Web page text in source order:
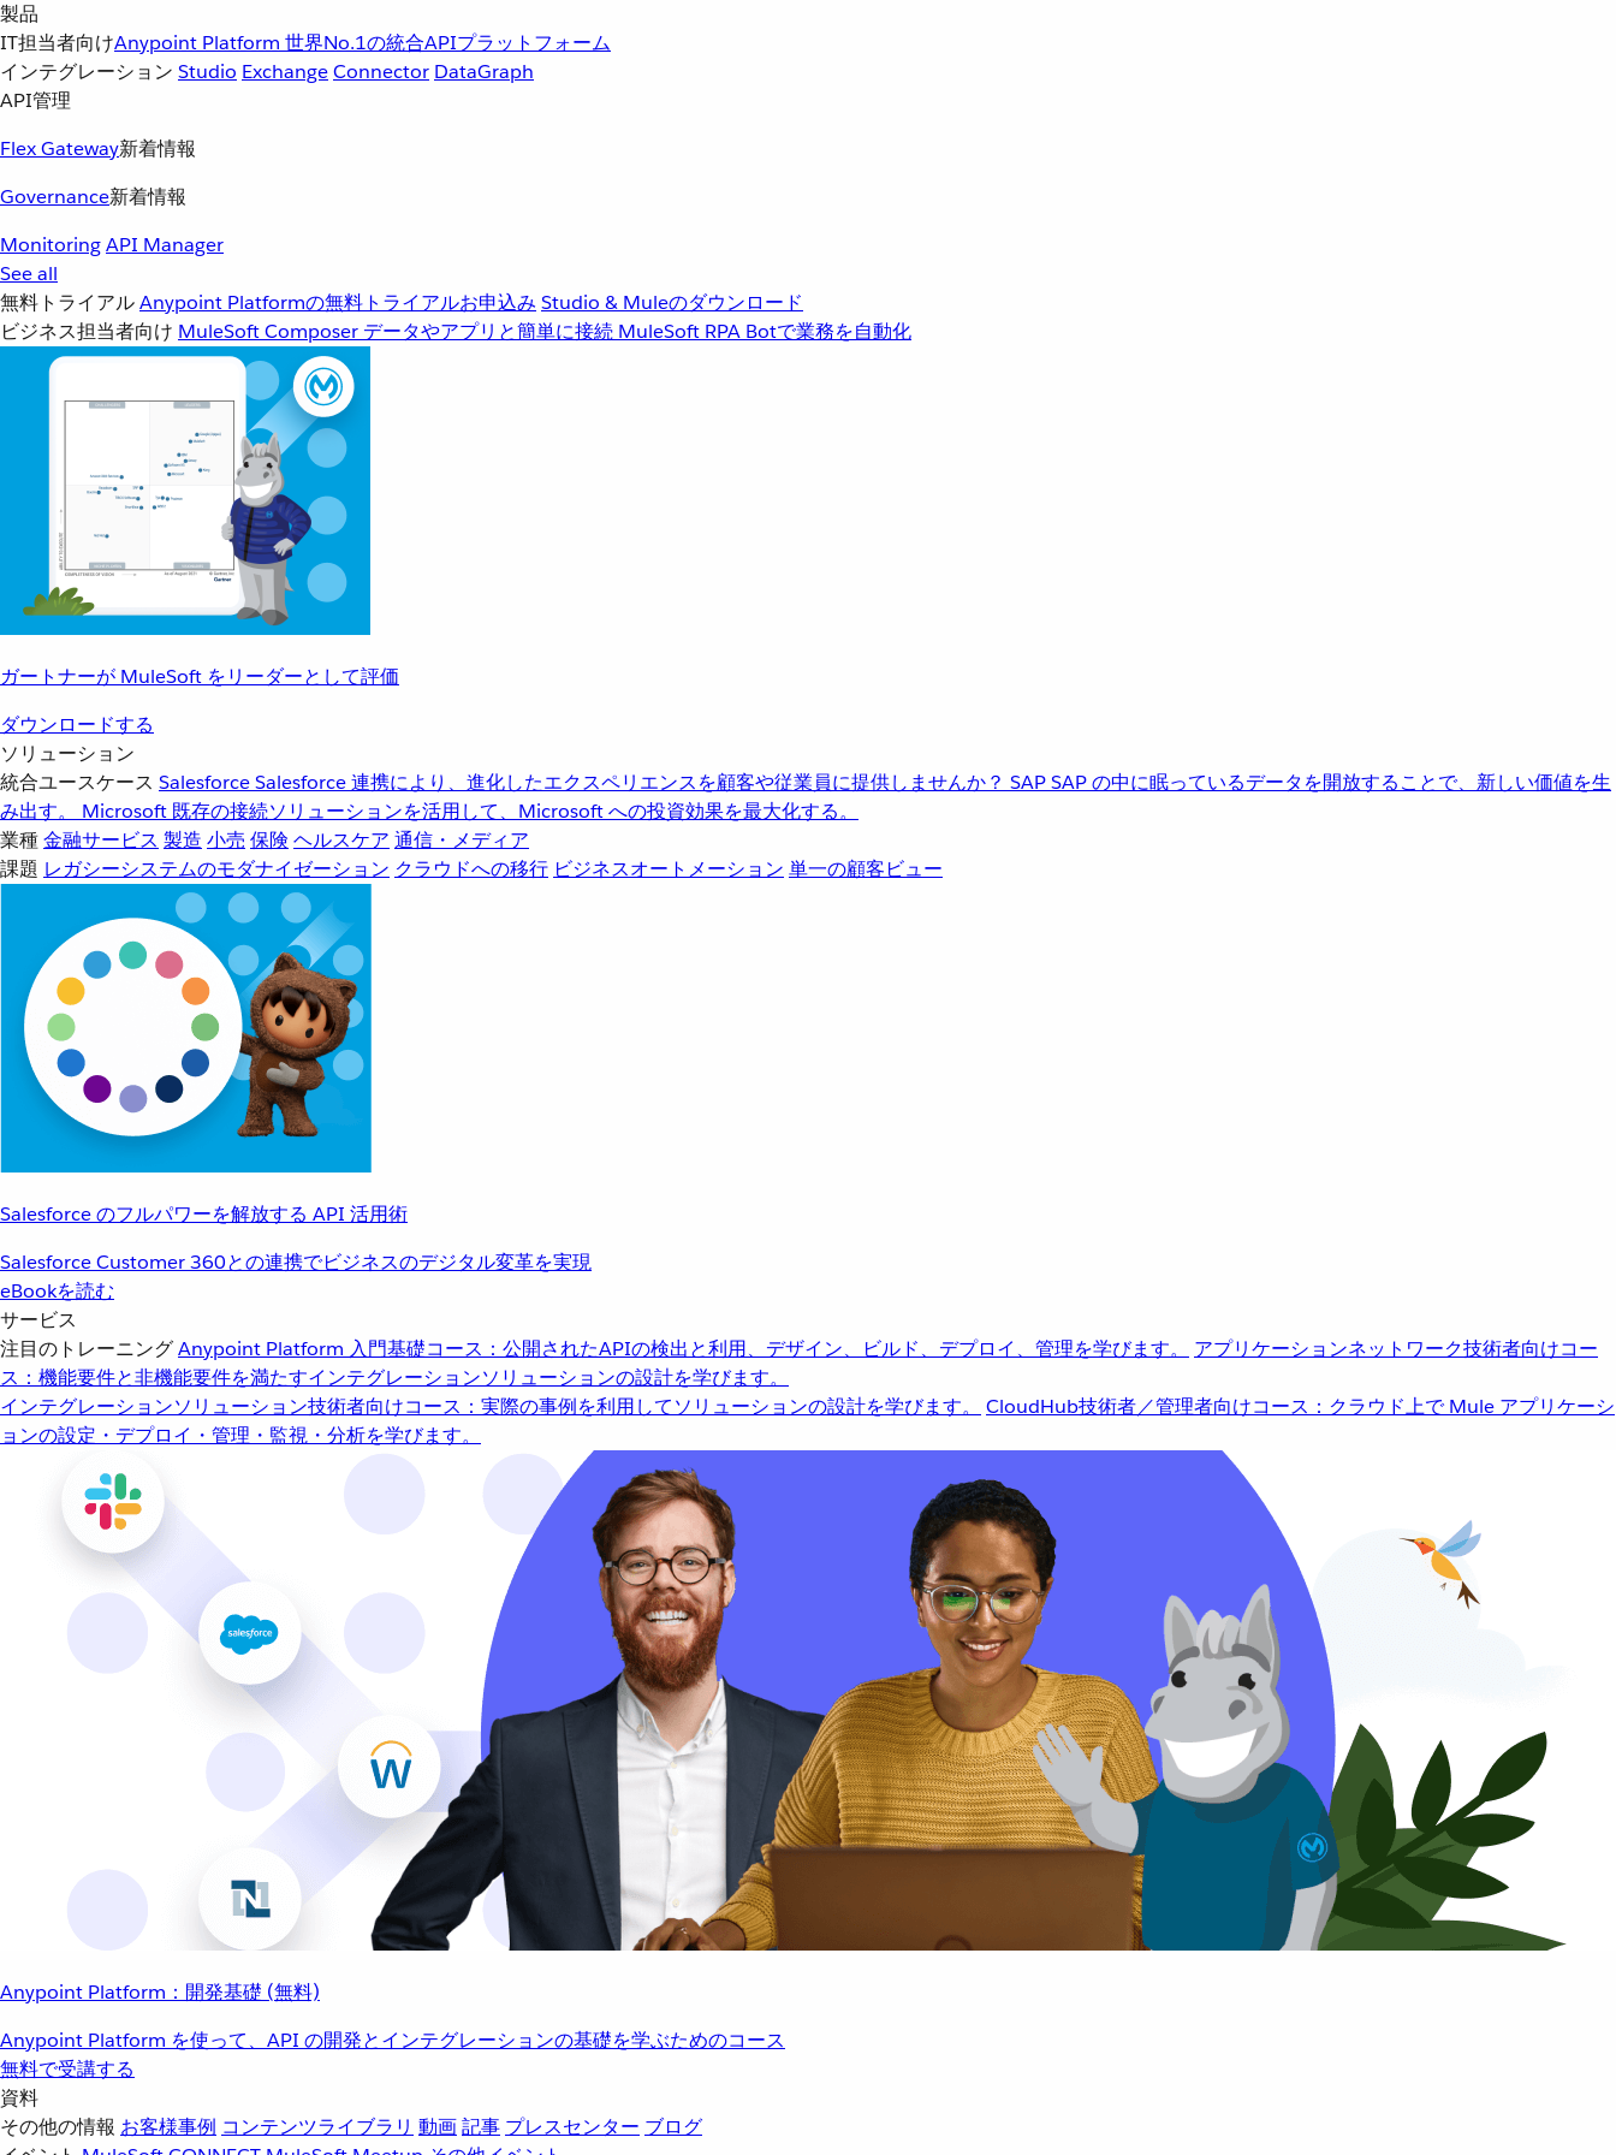
製品
IT担当者向けAnypoint Platform 世界No.1の統合APIプラットフォーム
インテグレーション Studio ExchangeConnector DataGraph
API管理
Flex Gateway新着情報
Governance新着情報
MonitoringAPI Manager
See all
無料トライアルAnypoint Platformの無料トライアルお申込み Studio & Muleのダウンロード
ビジネス担当者向け MuleSoft Composer データやアプリと簡単に接続 MuleSoft RPA Botで業務を自動化
ガートナーが MuleSoft をリーダーとして評価
ダウンロードする
ソリューション
統合ユースケース SalesforceSalesforce 連携により、進化したエクスペリエンスを顧客や従業員に提供しませんか？ SAPSAP の中に眠っているデータを開放することで、新しい価値を生
み出す。
Microsoft 既存の接続ソリューションを活用して、Microsoft への投資効果を最大化する。
業種金融サービス 製造 小売 保険 ヘルスケア 通信・メディア
課題 レガシーシステムのモダナイゼーション クラウドへの移行 ビジネスオートメーション 単一の顧客ビュー
Salesforce のフルパワーを解放する API 活用術
Salesforce Customer 360との連携でビジネスのデジタル変革を実現
eBookを読む
サービス
注目のトレーニングAnypoint Platform 入門基礎コース：公開されたAPIの検出と利用、デザイン、ビルド、デプロイ、管理を学びます。 アプリケーションネットワーク技術者向けコー
ス：機能要件と非機能要件を満たすインテグレーションソリューションの設計を学びます。
インテグレーションソリューション技術者向けコース：実際の事例を利用してソリューションの設計を学びます。 CloudHub技術者／管理者向けコース：クラウド上で Mule アプリケーシ
ョンの設定・デプロイ・管理・監視・分析を学びます。
Anypoint Platform：開発基礎 (無料)
Anypoint Platform を使って、API の開発とインテグレーションの基礎を学ぶためのコース
無料で受講する
資料
その他の情報 お客様事例 コンテンツライブラリ 動画記事 プレスセンター ブログ